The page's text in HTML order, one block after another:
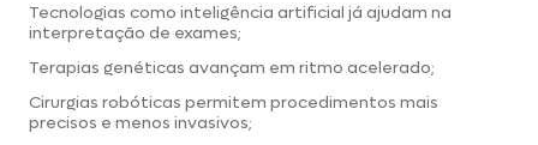
Tecnologias como inteligência artificial já ajudam na
interpretação de exames;
Terapias genéticas avançam em ritmo acelerado;
Cirurgias robóticas permitem procedimentos mais
precisos e menos invasivos;